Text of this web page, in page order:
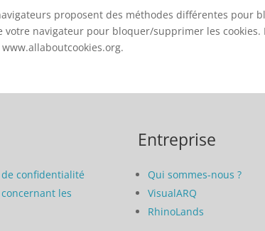
proposent des méthodes différentes pour
votre navigateur pour bloquer/supprimer les
confidentialité
les
Entreprise
Qui sommes-nous ?
VisualARQ
RhinoLands